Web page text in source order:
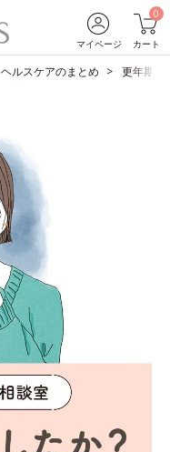
マイページ
0
カート
ヘルスケアのまとめ 更年期の